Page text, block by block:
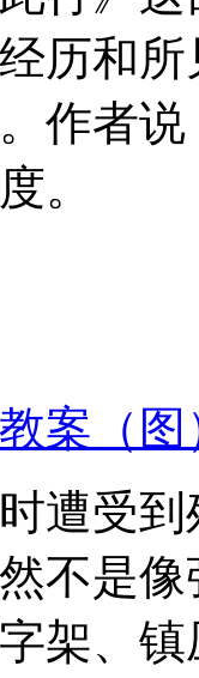
历和
作者
。
案（图
遭受
不是
架、